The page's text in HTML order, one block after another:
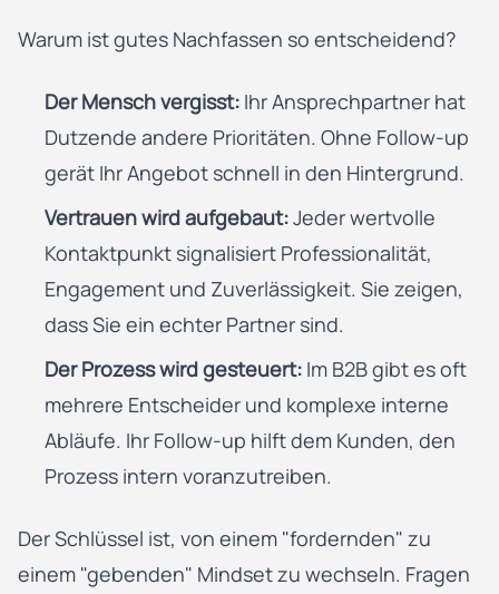
Warum ist gutes Nachfassen so entscheidend?
Der Mensch vergisst: Ihr Ansprechpartner hat
Dutzende andere Prioritäten. Ohne Follow-up
gerät Ihr Angebot schnell in den Hintergrund.
Vertrauen wird aufgebaut:Jeder wertvolle
Kontaktpunkt signalisiert Professionalität,
Engagement und Zuverlässigkeit. Sie zeigen,
dass Sie ein echter Partner sind.
Der Prozess wird gesteuert: Im B2B gibt es oft
mehrere Entscheider und komplexe interne
Abläufe. Ihr Follow-up hilft dem Kunden, den
Prozess intern voranzutreiben.
Der Schlüssel ist, von einem "fordernden" zu
einem "gebenden" Mindset zu wechseln. Fragen